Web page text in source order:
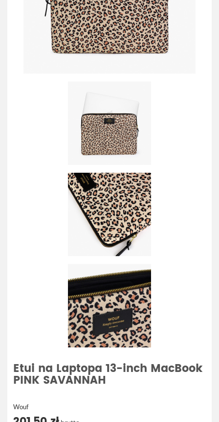
Etui na Laptopa 13-inch MacBook
PINK SAVANNAH
Wouf